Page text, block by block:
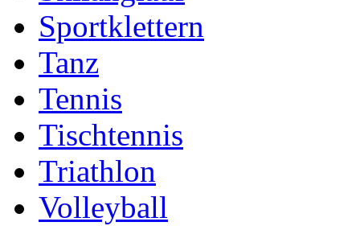
Sportklettern
Tanz
Tennis
Tischtennis
Triathlon
Volleyball